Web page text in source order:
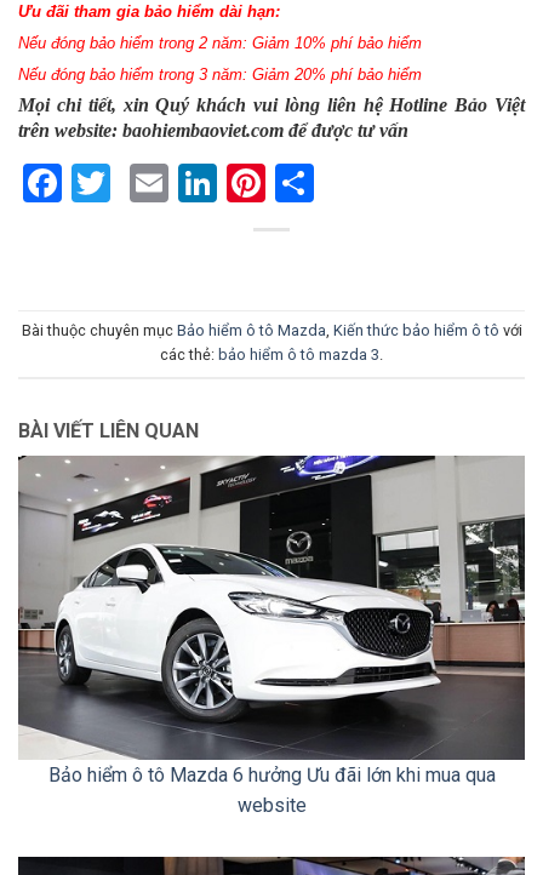
Ưu đãi tham gia bảo hiểm dài hạn:
Nếu đóng bảo hiểm trong 2 năm: Giảm 10% phí bảo hiểm
Nếu đóng bảo hiểm trong 3 năm: Giảm 20% phí bảo hiểm
Mọi chi tiết, xin Quý khách vui lòng liên hệ Hotline Bảo Việt
trên website: baohiembaoviet.com để được tư vấn
Facebook
Twitter
EmailLinkedIn
Pinterest
Bài thuộc chuyên mục Bảo hiểm ô tô Mazda, Kiến thức bảo hiểm ô tô với
các thẻ: bảo hiểm ô tô mazda 3.
BÀI VIẾT LIÊN QUAN
Bảo hiểm ô tô Mazda 6 hưởng Ưu đãi lớn khi mua qua
website